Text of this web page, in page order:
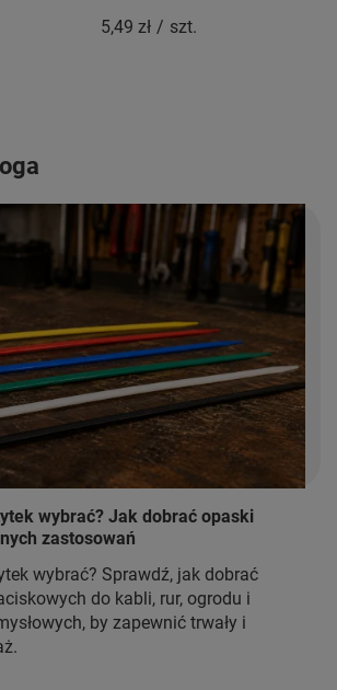
5,49 zł / szt.
wybrać? Jak dobrać opaski
zastosowań
wybrać? Sprawdź, jak dobrać
do kabli, rur, ogrodu i
by zapewnić trwały i